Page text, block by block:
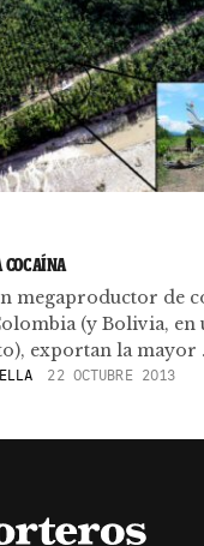
COCAÍNA
megaproductor de
(y Bolivia, en
exportan la mayor
22 OCTUBRE 2013